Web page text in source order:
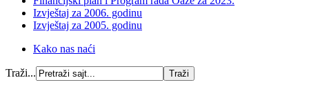
Izvještaj za 2006. godinu
Izvještaj za 2005. godinu
Kako nas naći
Traži...